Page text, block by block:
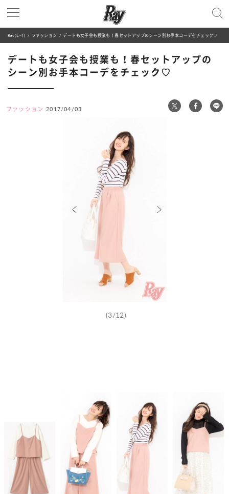
Ray(レイ) ファッション デートも女子会も授業も！春セットアップのシーン別お手本コーデをチェック♡
デートも女子会も授業も！春セットアップの
シーン別お手本コーデをチェック♡
ファッション 2017/04/03
(3/12)